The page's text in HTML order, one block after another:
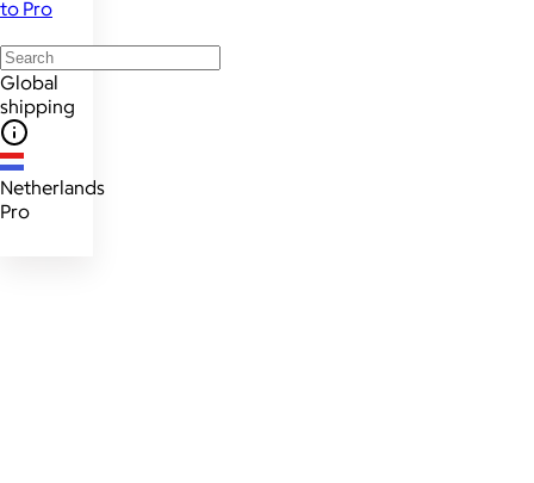
to Pro
Global
shipping
Netherlands
Pro